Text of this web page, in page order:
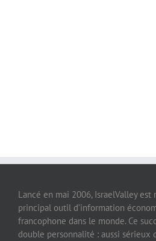
Lancé en mai 2006, IsraelValley
principal outil d’information
francophone dans le monde. Ce
double personnalité : aussi sérieux